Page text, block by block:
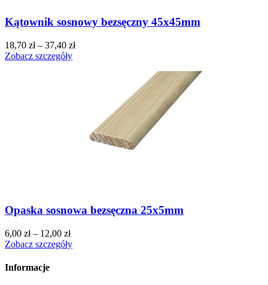
Kątownik sosnowy bezsęczny 45x45mm
18,70 zł– 37,40 zł
Zobacz szczegóły
Opaska sosnowa bezsęczna 25x5mm
6,00 zł– 12,00 zł
Zobacz szczegóły
Informacje